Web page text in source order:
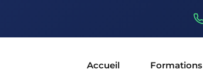
Accueil Formations